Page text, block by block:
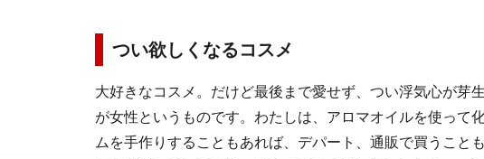
つい欲しくなるコスメ
大好きなコスメ。だけど最後まで愛せず、つい浮気心が芽
が女性というものです。わたしは、アロマオイルを使って
ムを手作りすることもあれば、デパート、通販で買うこと